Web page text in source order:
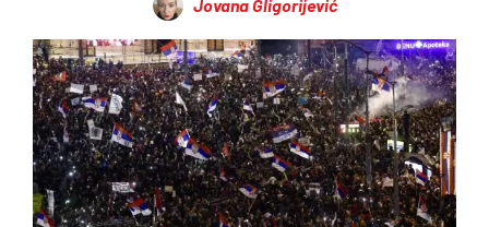
Jovana Gligorijević